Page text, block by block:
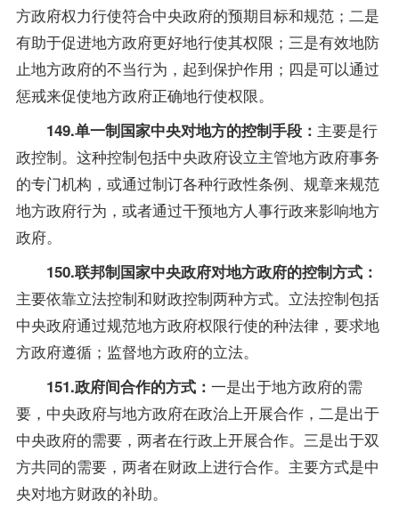
方政府权力行使符合中央政府的预期目标和规范；二是
有助于促进地方政府更好地行使其权限；三是有效地防
止地方政府的不当行为，起到保护作用；四是可以通过
惩戒来促使地方政府正确地行使权限。
149.单一制国家中央对地方的控制手段： 主要是行
政控制。这种控制包括中央政府设立主管地方政府事务
的专门机构，或通过制订各种行政性条例、规章来规范
地方政府行为，或者通过干预地方人事行政来影响地方
政府。
150.联邦制国家中央政府对地方政府的控制方式：
主要依靠立法控制和财政控制两种方式。立法控制包括
中央政府通过规范地方政府权限行使的种法律，要求地
方政府遵循；监督地方政府的立法。
151.政府间合作的方式： 一是出于地方政府的需
要，中央政府与地方政府在政治上开展合作，二是出于
中央政府的需要，两者在行政上开展合作。三是出于双
方共同的需要，两者在财政上进行合作。主要方式是中
央对地方财政的补助。